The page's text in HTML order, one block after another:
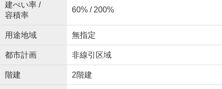
建ぺい率 /
容積率
60% / 200%
用途地域 無指定
都市計画 非線引区域
階建 2階建